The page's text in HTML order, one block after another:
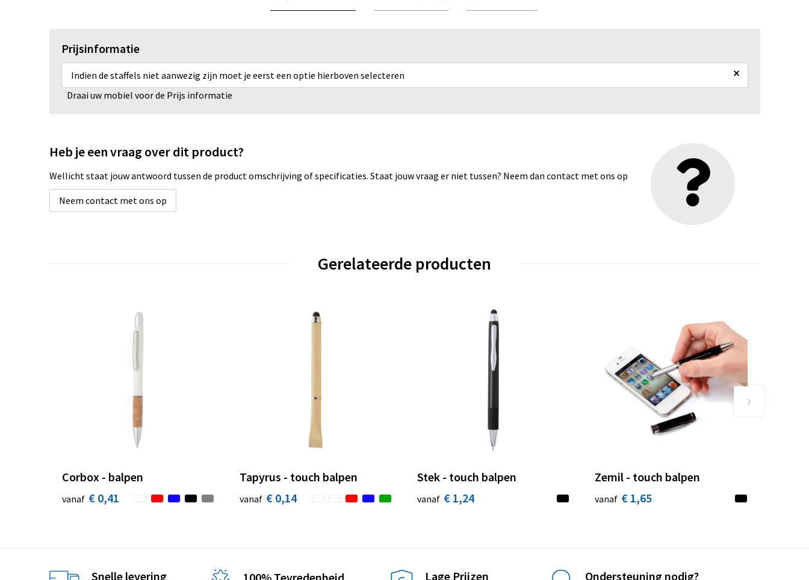
Prijsinformatie
Indien de staffels niet aanwezig zijn moet je eerst een optie hierboven selecteren ×
Draai uw mobiel voor de Prijs informatie
Heb je een vraag over dit product?
Wellicht staat jouw antwoord tussen de product omschrijving of specificaties. Staat jouw vraag er niet tussen? Neem dan contact met ons op
Neem contact met ons op
Gerelateerde producten
Corbox - balpen
vanaf € 0,41
Tapyrus - touch balpen
vanaf € 0,14
Stek - touch balpen
vanaf € 1,24
Zemil - touch balpen
vanaf € 1,65
Snelle levering Lage Prijzen Ondersteuning nodig?